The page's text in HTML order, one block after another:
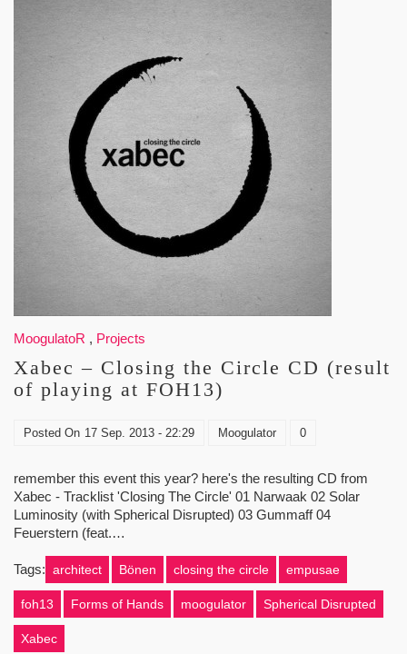
MoogulatoR , Projects
Xabec – Closing the Circle CD (result
of playing at FOH13)
Posted On 17 Sep. 2013 - 22:29 Moogulator 0
remember this event this year? here's the resulting CD from
Xabec - Tracklist 'Closing The Circle' 01 Narwaak 02 Solar
Luminosity (with Spherical Disrupted) 03 Gummaff 04
Feuerstern (feat.…
Tags: architect Bönen closing the circle empusae
foh13 Forms of Hands moogulator Spherical Disrupted
Xabec